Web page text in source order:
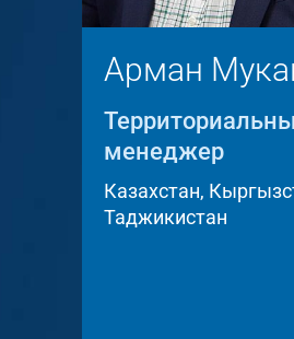
Арман
менеджер
Казахстан,
Таджикистан